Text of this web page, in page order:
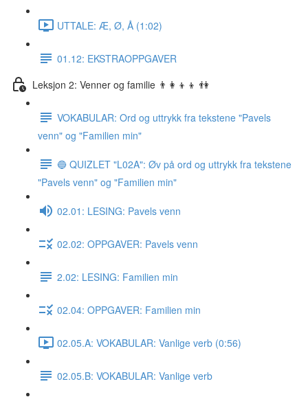
UTTALE: Æ, Ø, Å (1:02)
01.12: EKSTRAOPPGAVER
Leksjon 2: Venner og familie 👨‍👩‍👦‍👦 👫
VOKABULAR: Ord og uttrykk fra tekstene "Pavels
venn" og "Familien min"
🔵 QUIZLET "L02A": Øv på ord og uttrykk fra tekstene
"Pavels venn" og "Familien min"
02.01: LESING: Pavels venn
02.02: OPPGAVER: Pavels venn
2.02: LESING: Familien min
02.04: OPPGAVER: Familien min
02.05.A: VOKABULAR: Vanlige verb (0:56)
02.05.B: VOKABULAR: Vanlige verb